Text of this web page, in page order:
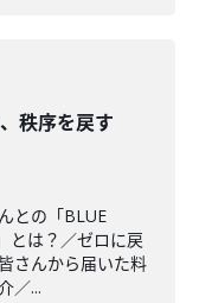
秩序を戻す
との「BLUE
とは？／ゼロに戻
さんから届いた料
／...